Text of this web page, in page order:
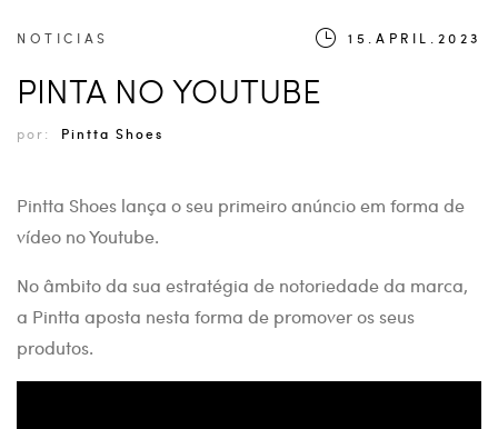
NOTICIAS 15.APRIL.2023
PINTA NO YOUTUBE
por: Pintta Shoes
Pintta Shoes lança o seu primeiro anúncio em forma de
vídeo no Youtube.
No âmbito da sua estratégia de notoriedade da marca,
a Pintta aposta nesta forma de promover os seus
produtos.